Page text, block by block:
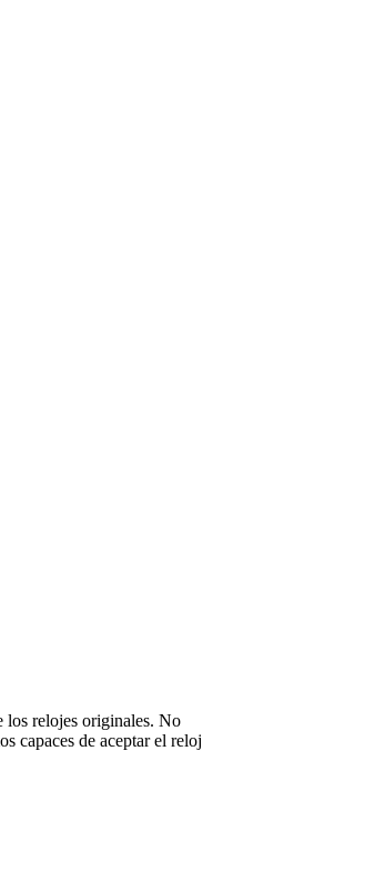
los relojes originales. No
capaces de aceptar el reloj